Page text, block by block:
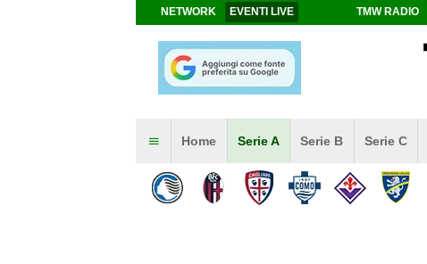
NETWORK EVENTI LIVE TMW RADIO
Home Serie A Serie B Serie C